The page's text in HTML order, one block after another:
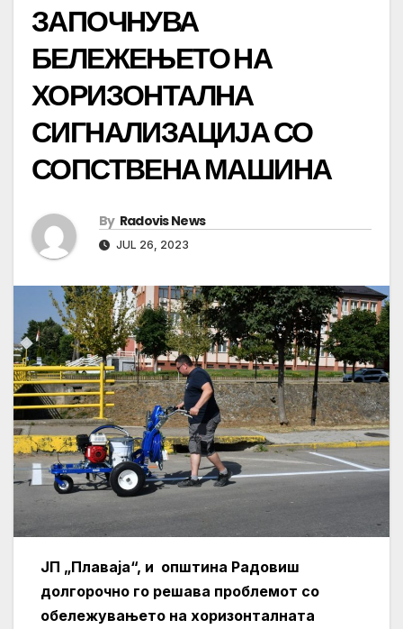
ЗАПОЧНУВА
БЕЛЕЖЕЊЕТО НА
ХОРИЗОНТАЛНА
СИГНАЛИЗАЦИЈА СО
СОПСТВЕНА МАШИНА
By Radovis News
JUL 26, 2023
ЈП „Плаваја“, и општина Радовиш
долгорочно го решава проблемот со
обележувањето на хоризонталната